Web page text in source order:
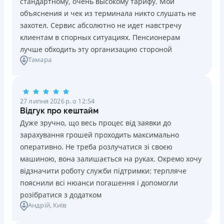
Ліцензія НБУ №10
Вся інформація про кредит
Знижена процентна ставка 0,01% в день для нових
клієнтів на період від 3 до 30 днів (після цього діє
стандартна ставка 1%)
Запитуються лише дані паспорта, ІПН, номер
банківської картки й телефону
Оформляються кредити онлайн 24/7. Розглядаються
кредитною історією
Переказуються гроші на банківську картку відразу
після підписання електронного договору про надання
кредиту
Даруються знижки до -99% постійним клієнтам на
майбутні кредити згідно з програмою лояльності
Програма лояльності для постійних клієнтів
Цілодобова підтримка в Viber, Telegram, Facebook
Недоліки
Нема кредиту для юросіб (ФОП)
объяснения и чек из терминала никто слушать не
захотел. Сервис абсолютно не идет навстречу
клиентам в спорных ситуациях. Пенсионерам
лучше обходить эту организацию стороной
Тамара
27 липня 2026 р. о 12:54
Відгук про кештайм
Дуже зручно, що весь процес від заявки до
зарахування грошей проходить максимально
оперативно. Не треба розлучатися зі своєю
машиною, вона залишається на руках. Окремо хочу
відзначити роботу служби підтримки: терпляче
пояснили всі нюанси погашення і допомогли
розібратися з додатком
Андрій, Київ